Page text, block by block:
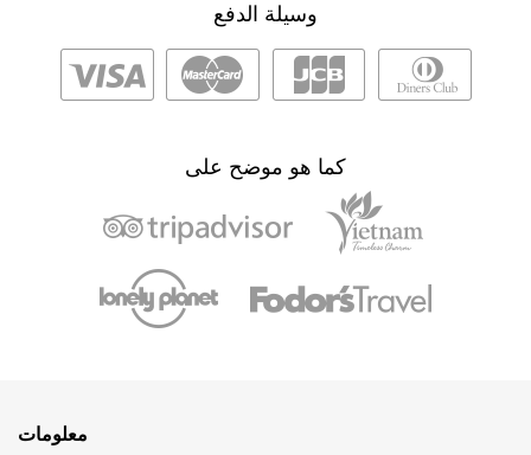
وسيلة الدفع
كما هو موضح على
معلومات